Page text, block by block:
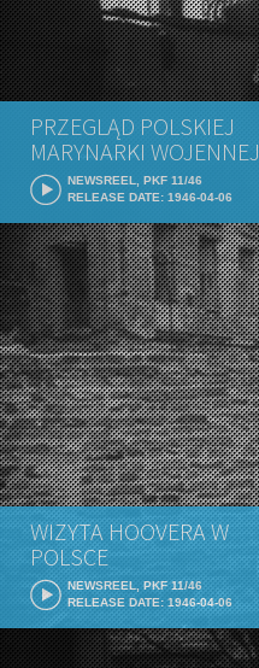
PRZEGLĄD POLSKIEJ
MARYNARKI WOJENNEJ
NEWSREEL, PKF 11/46
RELEASE DATE: 1946-04-06
WIZYTA HOOVERA W
POLSCE
NEWSREEL, PKF 11/46
RELEASE DATE: 1946-04-06